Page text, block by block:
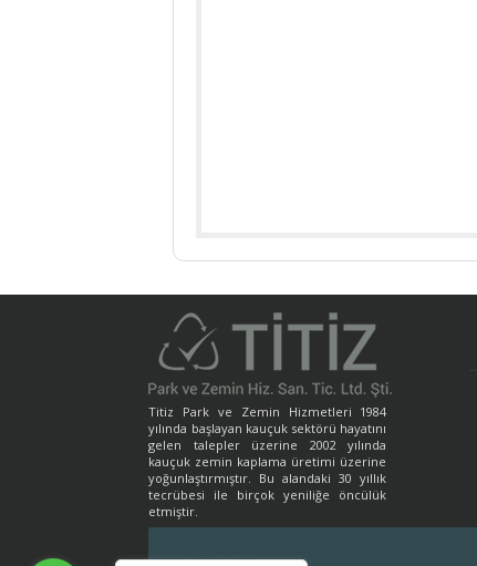
Titiz Park ve Zemin Hizmetleri 1984
yılında başlayan kauçuk sektörü hayatını
gelen talepler üzerine 2002 yılında
kauçuk zemin kaplama üretimi üzerine
yoğunlaştırmıştır. Bu alandaki 30 yıllık
tecrübesi ile birçok yeniliğe öncülük
etmiştir.